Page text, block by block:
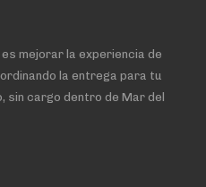
mejorar la experiencia de
la entrega para tu
sin cargo dentro de Mar del